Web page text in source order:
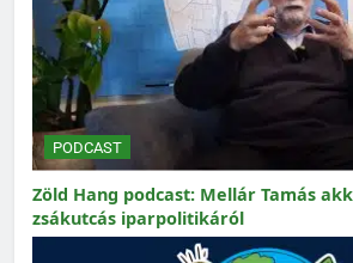
PODCAST
Zöld Hang podcast: Mellár Tamás
zsákutcás iparpolitikáról